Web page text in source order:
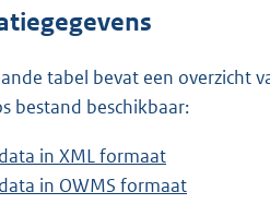
tabel bevat een overzicht
bestand beschikbaar:
in XML formaat
e
in OWMS formaat